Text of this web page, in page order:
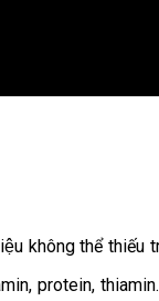
không thể thiếu
protein,